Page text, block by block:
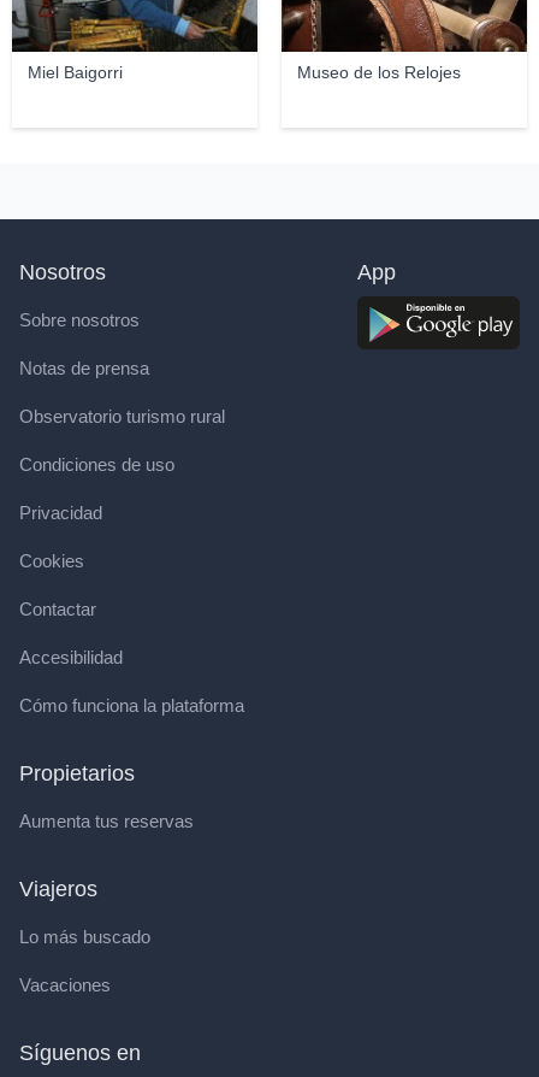
Miel Baigorri Museo de los Relojes
Nosotros
Sobre nosotros
Notas de prensa
Observatorio turismo rural
Condiciones de uso
Privacidad
Cookies
Contactar
Accesibilidad
Cómo funciona la plataforma
Propietarios
Aumenta tus reservas
Viajeros
Lo más buscado
Vacaciones
App
Síguenos en